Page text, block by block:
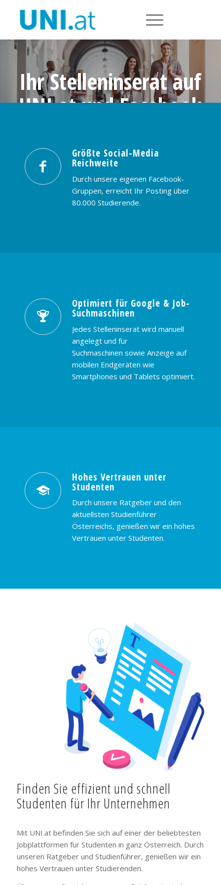
Ihr Stelleninserat auf
UNI.at und Facebook
PREISE & BUCHUNG KONTAKT
Größte Social-Media
Reichweite
Durch unsere eigenen Facebook-
Gruppen, erreicht Ihr Posting über
80.000 Studierende.
Optimiert für Google & Job-
Suchmaschinen
Jedes Stelleninserat wird manuell
angelegt und für
Suchmaschinen sowie Anzeige auf
mobilen Endgeräten wie
Smartphones und Tablets optimiert.
Hohes Vertrauen unter
Studenten
Durch unsere Ratgeber und den
aktuellsten Studienführer
Österreichs, genießen wir ein hohes
Vertrauen unter Studenten.
Finden Sie effizient und schnell
Studenten für Ihr Unternehmen
Mit UNI.at befinden Sie sich auf einer der beliebtesten
Jobplattformen für Studenten in ganz Österreich. Durch
unseren Ratgeber und Studienführer, genießen wir ein
hohes Vertrauen unter Studierenden.